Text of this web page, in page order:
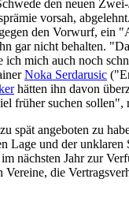
den neuen
vorsah,
den Vorwurf, ein
gar nicht behalten.
ich mich auch noch
Noka Serdarusic
hätten ihn davon
früher suchen sollen",
spät angeboten zu
Lage und der unklaren
nächsten Jahr zur
Vereine, die